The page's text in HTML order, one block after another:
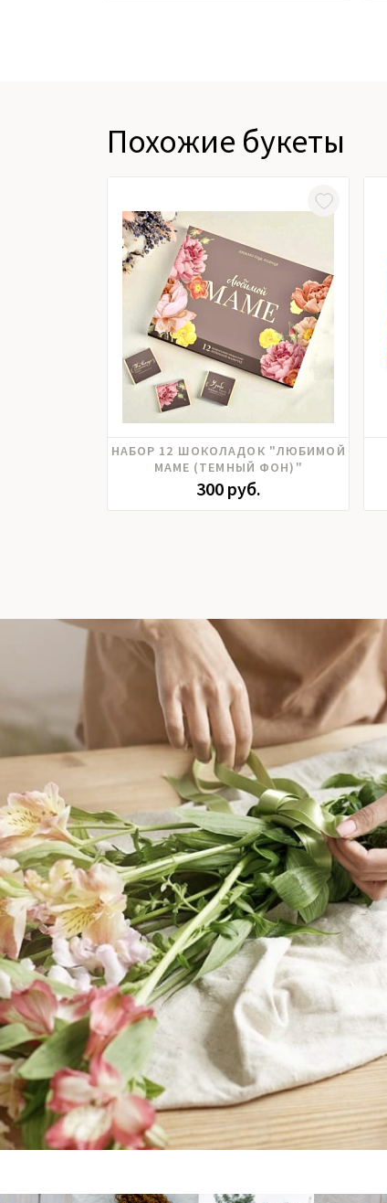
Похожие букеты
НАБОР 12 ШОКОЛАДОК "ЛЮБИМОЙ
МАМЕ (ТЕМНЫЙ ФОН)"
300 руб.